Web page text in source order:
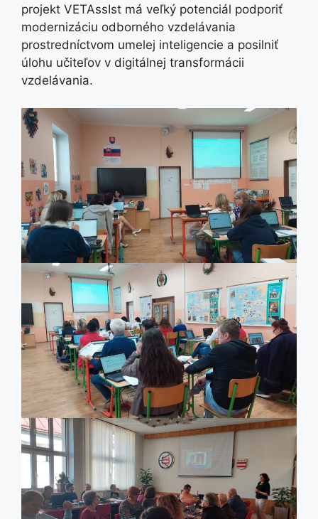
projekt VETAssIst má veľký potenciál podporiť
modernizáciu odborného vzdelávania
prostredníctvom umelej inteligencie a posilniť
úlohu učiteľov v digitálnej transformácii
vzdelávania.